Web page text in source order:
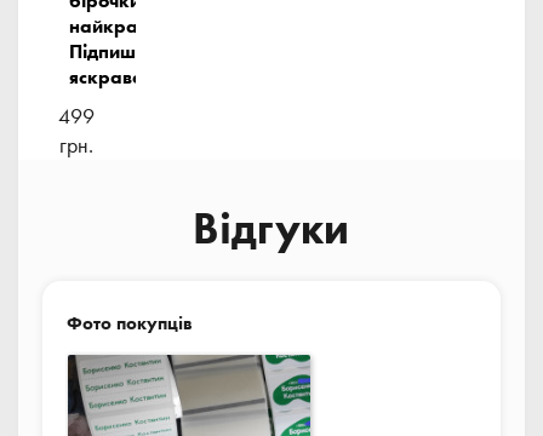
найкращі!
Підпиши
яскраво!
499
грн.
Відгуки
Фото покупців